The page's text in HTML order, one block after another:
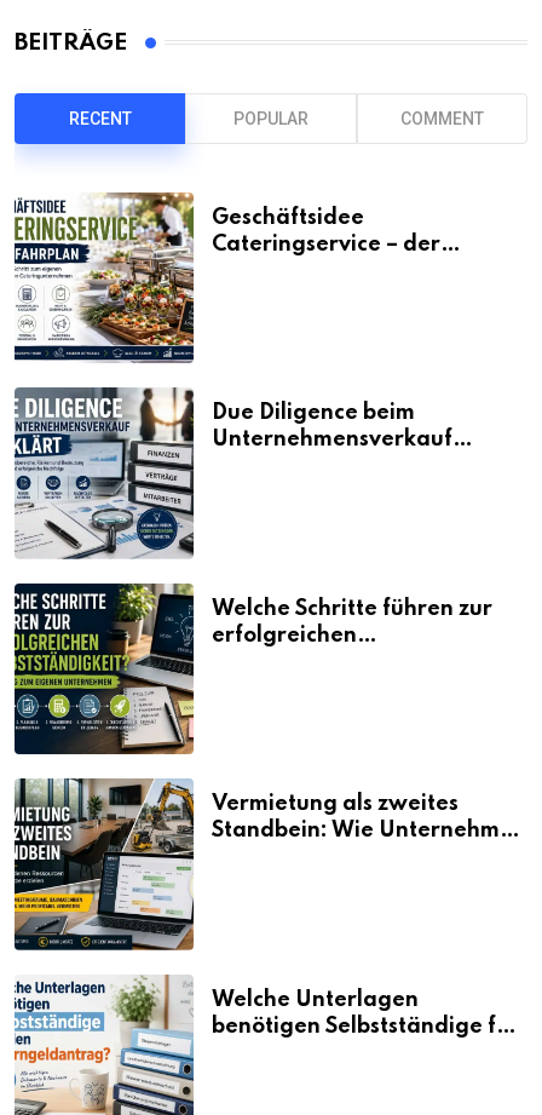
BEITRÄGE
RECENT POPULAR COMMENT
Geschäftsidee
Cateringservice – der
Due Diligence beim
Unternehmensverkauf
Welche Schritte führen zur
erfolgreichen
Vermietung als zweites
Standbein: Wie Unternehmen
Welche Unterlagen
benötigen Selbstständige für